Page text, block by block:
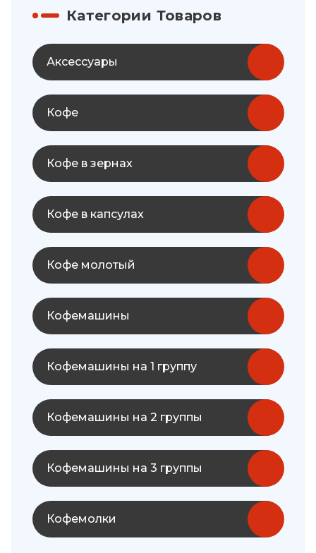
Категории Товаров
Аксессуары
Кофе
Кофе в зернах
Кофе в капсулах
Кофе молотый
Кофемашины
Кофемашины на 1 группу
Кофемашины на 2 группы
Кофемашины на 3 группы
Кофемолки